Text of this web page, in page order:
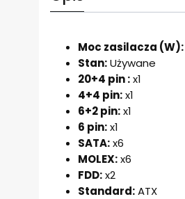
Moc zasilacza (W):
Stan:Używane
20+4 pin :x1
4+4 pin:x1
6+2 pin:x1
6 pin:x1
SATA:x6
MOLEX:x6
FDD:x2
Standard:ATX